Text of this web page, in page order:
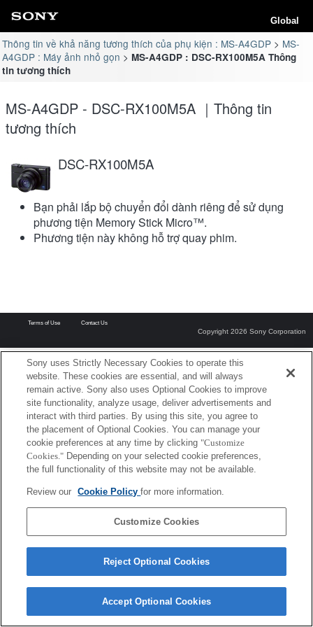
Global
Thông tin về khả năng tương thích của phụ kiện : MS-A4GDP
MS-
A4GDP : Máy ảnh nhỏ gọn
MS-A4GDP : DSC-RX100M5A Thông
tin tương thích
MS-A4GDP - DSC-RX100M5A ｜Thông tin
tương thích
DSC-RX100M5A
Bạn phải lắp bộ chuyển đổi dành riêng để sử dụng
phương tiện Memory Stick Micro™.
Phương tiện này không hỗ trợ quay phim.
Terms of Use Contact Us
Copyright 2026 Sony Corporation
Sony uses Strictly Necessary Cookies to operate this
website. These cookies are essential, and will always
remain active. Sony also uses Optional Cookies to improve
site functionality, analyze usage, deliver advertisements and
interact with third parties. By using this site, you agree to
the placement of Optional Cookies. You can manage your
cookie preferences at any time by clicking "Customize
Cookies." Depending on your selected cookie preferences,
the full functionality of this website may not be available.
Review our Cookie Policyfor more information.
Customize Cookies
Reject Optional Cookies
Accept Optional Cookies